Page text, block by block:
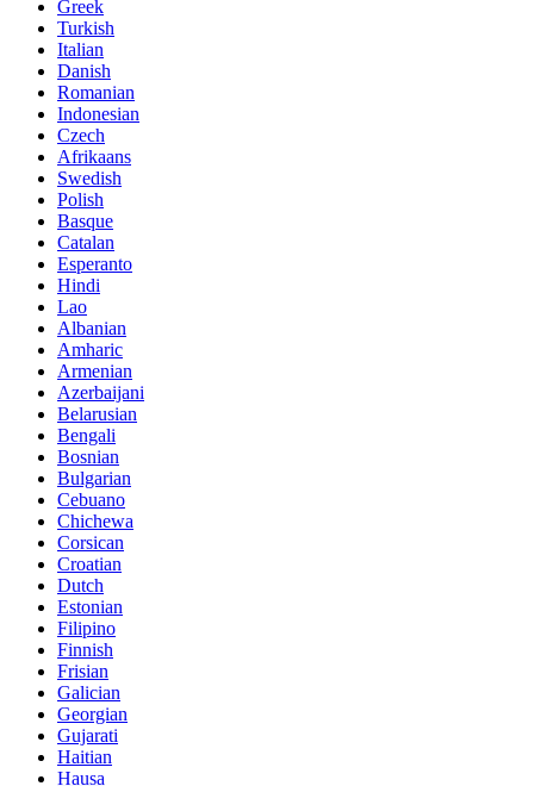
Greek
Turkish
Italian
Danish
Romanian
Indonesian
Czech
Afrikaans
Swedish
Polish
Basque
Catalan
Esperanto
Hindi
Lao
Albanian
Amharic
Armenian
Azerbaijani
Belarusian
Bengali
Bosnian
Bulgarian
Cebuano
Chichewa
Corsican
Croatian
Dutch
Estonian
Filipino
Finnish
Frisian
Galician
Georgian
Gujarati
Haitian
Hausa